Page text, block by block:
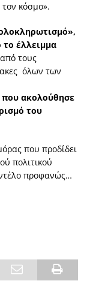
κόσμο».
έλλειμμα
τους
όλων των
ακολούθησε
του
που προδίδει
πολιτικού
προφανώς…